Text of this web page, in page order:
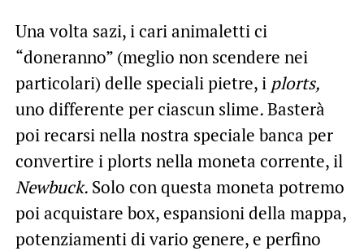
Una volta sazi, i cari animaletti ci
“doneranno” (meglio non scendere nei
particolari) delle speciali pietre, i plorts,
uno differente per ciascun slime.Basterà
poi recarsi nella nostra speciale banca per
convertire i plorts nella moneta corrente, il
Newbuck. Solo con questa moneta potremo
poi acquistare box, espansioni della mappa,
potenziamenti di vario genere, e perfino